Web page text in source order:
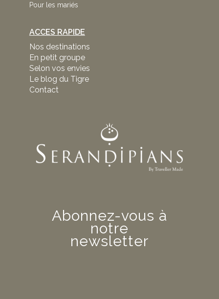
Pour les mariés
ACCES RAPIDE
Nos destinations
En petit groupe
Selon vos envies
Le blog du Tigre
Contact
Abonnez-vous à
notre
newsletter